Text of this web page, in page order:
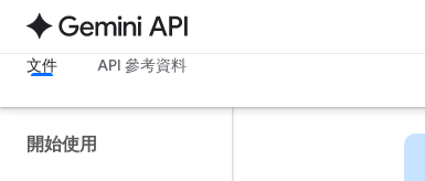
文件 API 參考資料
開始使用